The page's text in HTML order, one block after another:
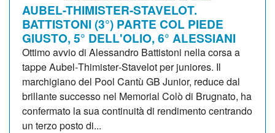
AUBEL-THIMISTER-STAVELOT.
BATTISTONI (3°) PARTE COL PIEDE
GIUSTO, 5° DELL'OLIO, 6° ALESSIANI
Ottimo avvio di Alessandro Battistoni nella corsa a
tappe Aubel‑Thimister‑Stavelot per juniores. Il
marchigiano del Pool Cantù GB Junior, reduce dal
brillante successo nel Memorial Colò di Brugnato, ha
confermato la sua continuità di rendimento centrando
un terzo posto di...